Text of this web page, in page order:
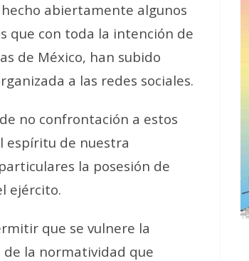
abiertamente algunos
que con toda la intención de
de México, han subido
a las redes sociales.
no confrontación a estos
espíritu de nuestra
la posesión de
ejército.
que se vulnere la
la normatividad que